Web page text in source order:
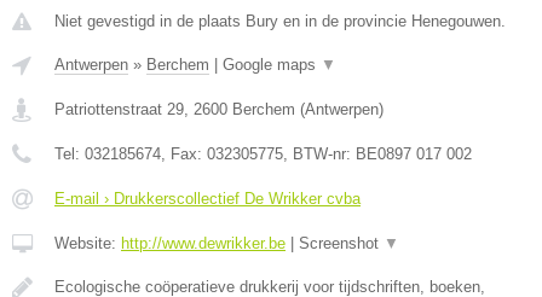
Niet gevestigd in de plaats Bury en in de provincie Henegouwen.
Antwerpen » Berchem Google maps ▼
Patriottenstraat 29, 2600 Berchem (Antwerpen)
Tel: 032185674, Fax: 032305775, BTW-nr: BE0897 017 002
E-mail › Drukkerscollectief De Wrikker cvba
Website: http://www.dewrikker.be Screenshot ▼
Ecologische coöperatieve drukkerij voor tijdschriften, boeken,